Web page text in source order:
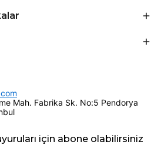
Mah. Fabrika Sk. No:5 Pendorya
için abone olabilirsiniz